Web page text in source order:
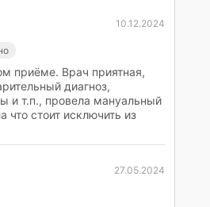
10.12.2024
приёме. Врач приятная,
диагноз,
и т.п., провела мануальный
что стоит исключить из
27.05.2024